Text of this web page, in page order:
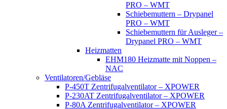
PRO – WMT
Schiebemuttern – Drypanel
PRO – WMT
Schiebemuttern für Ausleger –
Drypanel PRO – WMT
Heizmatten
EHM180 Heizmatte mit Noppen –
NAC
Ventilatoren/Gebläse
P-450T Zentrifugalventilator – XPOWER
P-230AT Zentrifugalventilator – XPOWER
P-80A Zentrifugalventilator – XPOWER